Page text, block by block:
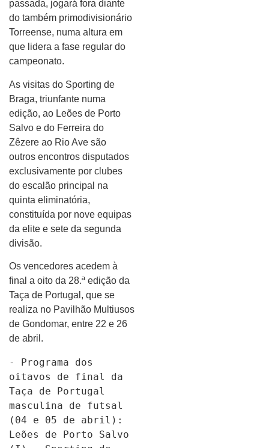
passada, jogará fora diante
do também primodivisionário
Torreense, numa altura em
que lidera a fase regular do
campeonato.
As visitas do Sporting de
Braga, triunfante numa
edição, ao Leões de Porto
Salvo e do Ferreira do
Zêzere ao Rio Ave são
outros encontros disputados
exclusivamente por clubes
do escalão principal na
quinta eliminatória,
constituída por nove equipas
da elite e sete da segunda
divisão.
Os vencedores acedem à
final a oito da 28.ª edição da
Taça de Portugal, que se
realiza no Pavilhão Multiusos
de Gondomar, entre 22 e 26
de abril.
- Programa dos
oitavos de final da
Taça de Portugal
masculina de futsal
(04 e 05 de abril):
Leões de Porto Salvo